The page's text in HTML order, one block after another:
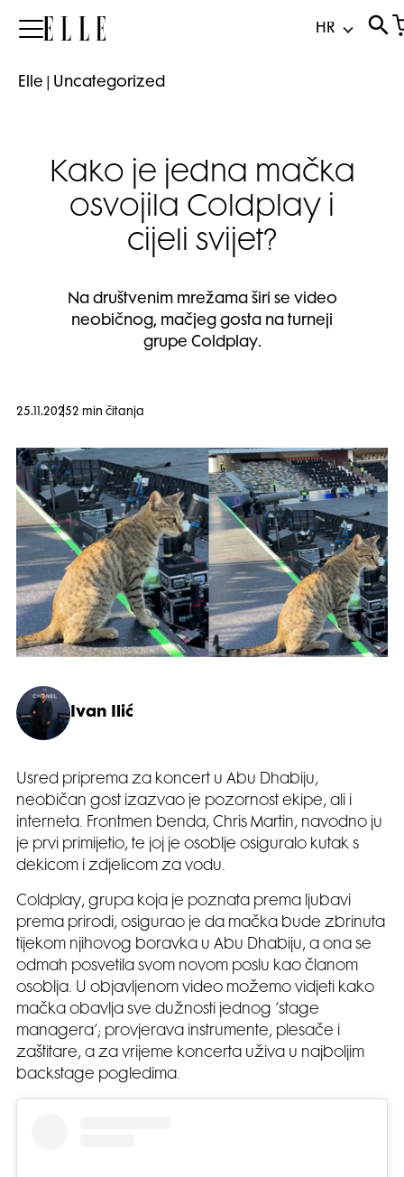
Elle
Elle Uncategorized
Kako je jedna mačka
osvojila Coldplay i
cijeli svijet?
Na društvenim mrežama širi se video
neobičnog, mačjeg gosta na turneji
grupe Coldplay.
25.11.20252 min čitanja
Ivan Ilić
Usred priprema za koncert u Abu Dhabiju,
neobičan gost izazvao je pozornost ekipe, ali i
interneta. Frontmen benda, Chris Martin, navodno ju
je prvi primijetio, te joj je osoblje osiguralo kutak s
dekicom i zdjelicom za vodu.
Coldplay, grupa koja je poznata prema ljubavi
prema prirodi, osigurao je da mačka bude zbrinuta
tijekom njihovog boravka u Abu Dhabiju, a ona se
odmah posvetila svom novom poslu kao članom
osoblja. U objavljenom video možemo vidjeti kako
mačka obavlja sve dužnosti jednog ‘stage
managera’; provjerava instrumente, plesače i
zaštitare, a za vrijeme koncerta uživa u najboljim
backstage pogledima.